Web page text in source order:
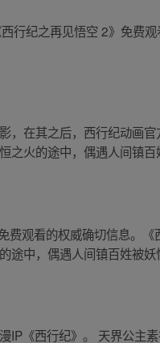
行纪之再见悟空 2》免费
，在其之后，西行纪动画
之火的途中，偶遇人间镇百
费观看的权威确切信息。
途中，偶遇人间镇百姓被妖
IP《西行纪》。 天界公主